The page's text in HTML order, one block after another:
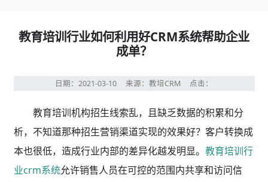
教育培训行业如何利用好CRM系统帮助企业
成单？
日期：2021-03-10 来源：教培CRM 点击：
教育培训机构招生线索乱，且缺乏数据的积累和分
析，不知道那种招生营销渠道实现的效果好？客户转换成
本也很低，造成行业内部的差异化越发明显。 教育培训行
业crm系统允许销售人员在可控的范围内共享和访问信